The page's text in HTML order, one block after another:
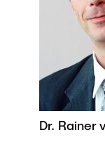
Newsroom
Flyer und
Magazin
Veranstaltungen
Beratung und
Neu an der TUHH
Rund ums
AI in Education
UNU HUB
Early Career
Studiengänge
Forschung und
Technologie
News
Studiengänge
Intercultural Hub
Partnerships
Dr. Rainer